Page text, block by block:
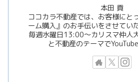
本田 貢
ココカラ不動産では、お客様にと
ーム購入』のお手伝いをさせてい
毎週水曜日13:00〜カリスマ仲人
と不動産のテーマで